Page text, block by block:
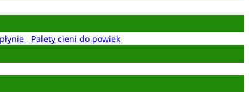
Palety cieni do powiek